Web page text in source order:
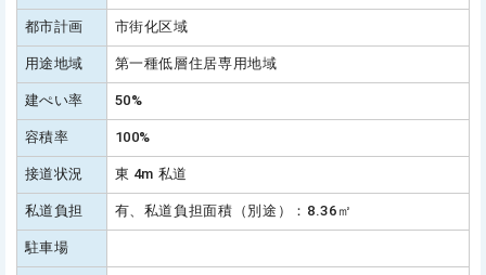
都市計画 市街化区域
用途地域 第一種低層住居専用地域
建ぺい率 50%
容積率 100%
接道状況 東 4m 私道
私道負担 有、私道負担面積（別途）：8.36㎡
駐車場